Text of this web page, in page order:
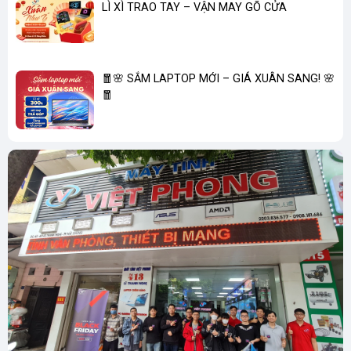
LÌ XÌ TRAO TAY – VẬN MAY GÕ CỬA
🧧🌸 SẮM LAPTOP MỚI – GIÁ XUÂN SANG! 🌸
🧧